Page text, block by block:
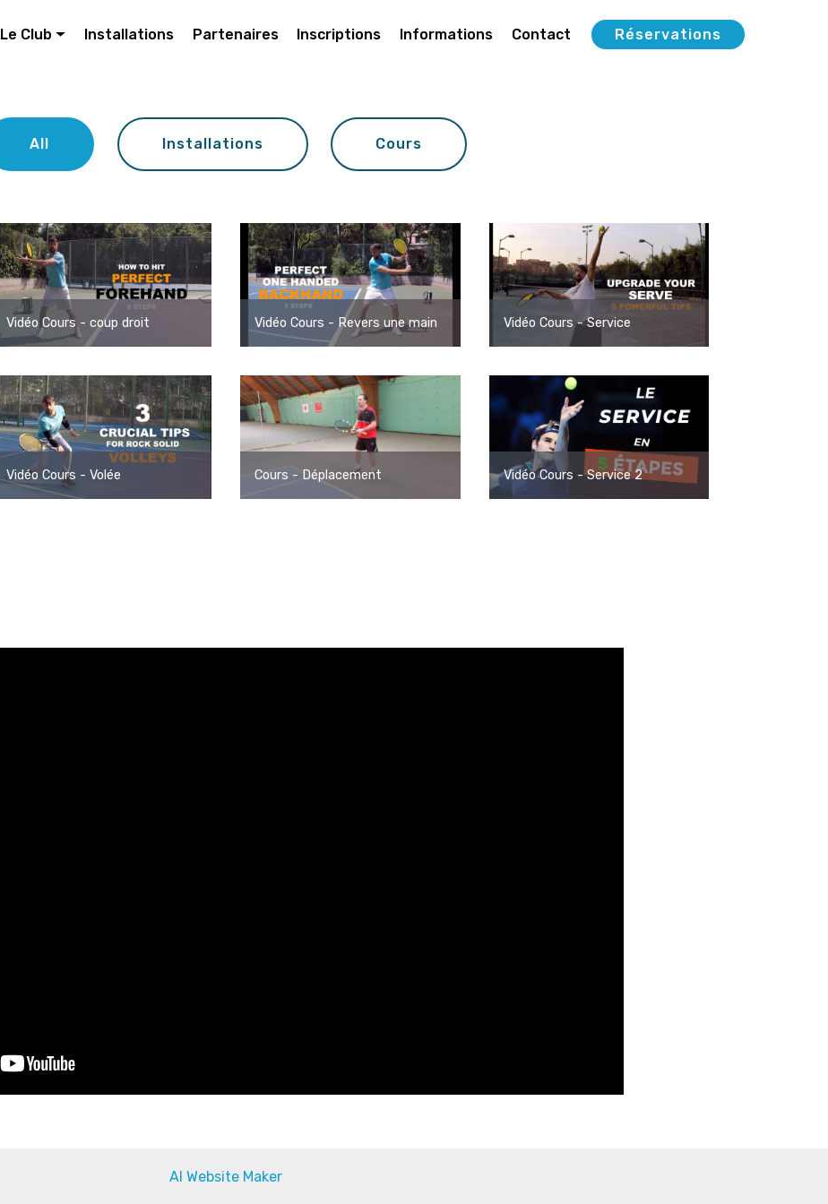
Le Club Installations Partenaires Inscriptions Informations Contact Réservations
All Installations Cours
Vidéo Cours - coup droit Vidéo Cours - Revers une main Vidéo Cours - Service
Vidéo Cours - Volée Cours - Déplacement Vidéo Cours - Service 2
AI Website Maker